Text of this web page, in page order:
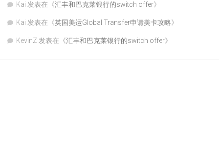
Kai 发表在《汇丰和巴克莱银行的switch offer》
Kai 发表在《英国美运Global Transfer申请美卡攻略》
KevinZ 发表在《汇丰和巴克莱银行的switch offer》